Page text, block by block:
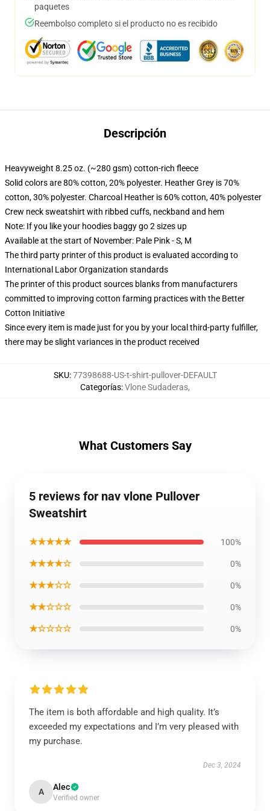
paquetes
Reembolso completo si el producto no es recibido
Descripción
Heavyweight 8.25 oz. (~280 gsm) cotton-rich fleece
Solid colors are 80% cotton, 20% polyester. Heather Grey is 70%
cotton, 30% polyester. Charcoal Heather is 60% cotton, 40% polyester
Crew neck sweatshirt with ribbed cuffs, neckband and hem
Note: If you like your hoodies baggy go 2 sizes up
Available at the start of November: Pale Pink - S, M
The third party printer of this product is evaluated according to
International Labor Organization standards
The printer of this product sources blanks from manufacturers
committed to improving cotton farming practices with the Better
Cotton Initiative
Since every item is made just for you by your local third-party fulfiller,
there may be slight variances in the product received
SKU:77398688-US-t-shirt-pullover-DEFAULT
Categorías:Vlone Sudaderas,
What Customers Say
5 reviews for nav vlone Pullover
Sweatshirt
★★★★★ 100%
★★★★☆ 0%
★★★☆☆ 0%
★★☆☆☆ 0%
★☆☆☆☆ 0%
The item is both affordable and high quality. It’s
exceeded my expectations and I’m very pleased with
my purchase.
Dec 3, 2024
A Alec
Verified owner